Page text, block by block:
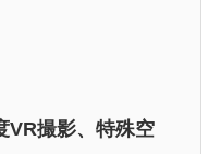
VR撮影、特殊空